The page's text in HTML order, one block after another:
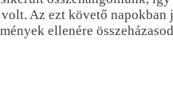
Az ezt követő
ellenére